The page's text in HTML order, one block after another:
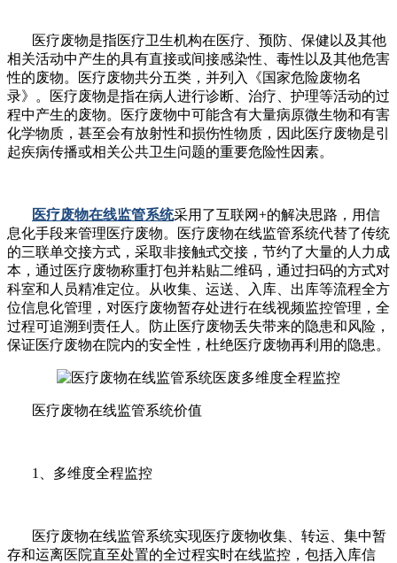
医疗废物是指医疗卫生机构在医疗、预防、保健以及其他
相关活动中产生的具有直接或间接感染性、毒性以及其他危害
性的废物。医疗废物共分五类，并列入《国家危险废物名
录》。医疗废物是指在病人进行诊断、治疗、护理等活动的过
程中产生的废物。医疗废物中可能含有大量病原微生物和有害
化学物质，甚至会有放射性和损伤性物质，因此医疗废物是引
起疾病传播或相关公共卫生问题的重要危险性因素。
医疗废物在线监管系统采用了互联网+的解决思路，用信
息化手段来管理医疗废物。医疗废物在线监管系统代替了传统
的三联单交接方式，采取非接触式交接，节约了大量的人力成
本，通过医疗废物称重打包并粘贴二维码，通过扫码的方式对
科室和人员精准定位。从收集、运送、入库、出库等流程全方
位信息化管理，对医疗废物暂存处进行在线视频监控管理，全
过程可追溯到责任人。防止医疗废物丢失带来的隐患和风险，
保证医疗废物在院内的安全性，杜绝医疗废物再利用的隐患。
医疗废物在线监管系统价值
1、多维度全程监控
医疗废物在线监管系统实现医疗废物收集、转运、集中暂
存和运离医院直至处置的全过程实时在线监控，包括入库信